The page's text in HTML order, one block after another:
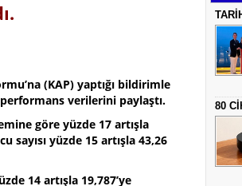
(KAP) yaptığı bildirimle
performans verilerini paylaştı.
göre yüzde 17 artışla
sayısı yüzde 15 artışla 43,26
14 artışla 19,787’ye
80